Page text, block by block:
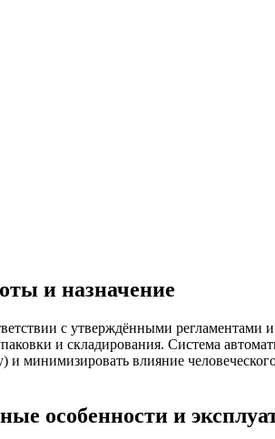
и назначение
с утверждёнными регламентами
и складирования. Система
минимизировать влияние
особенности и